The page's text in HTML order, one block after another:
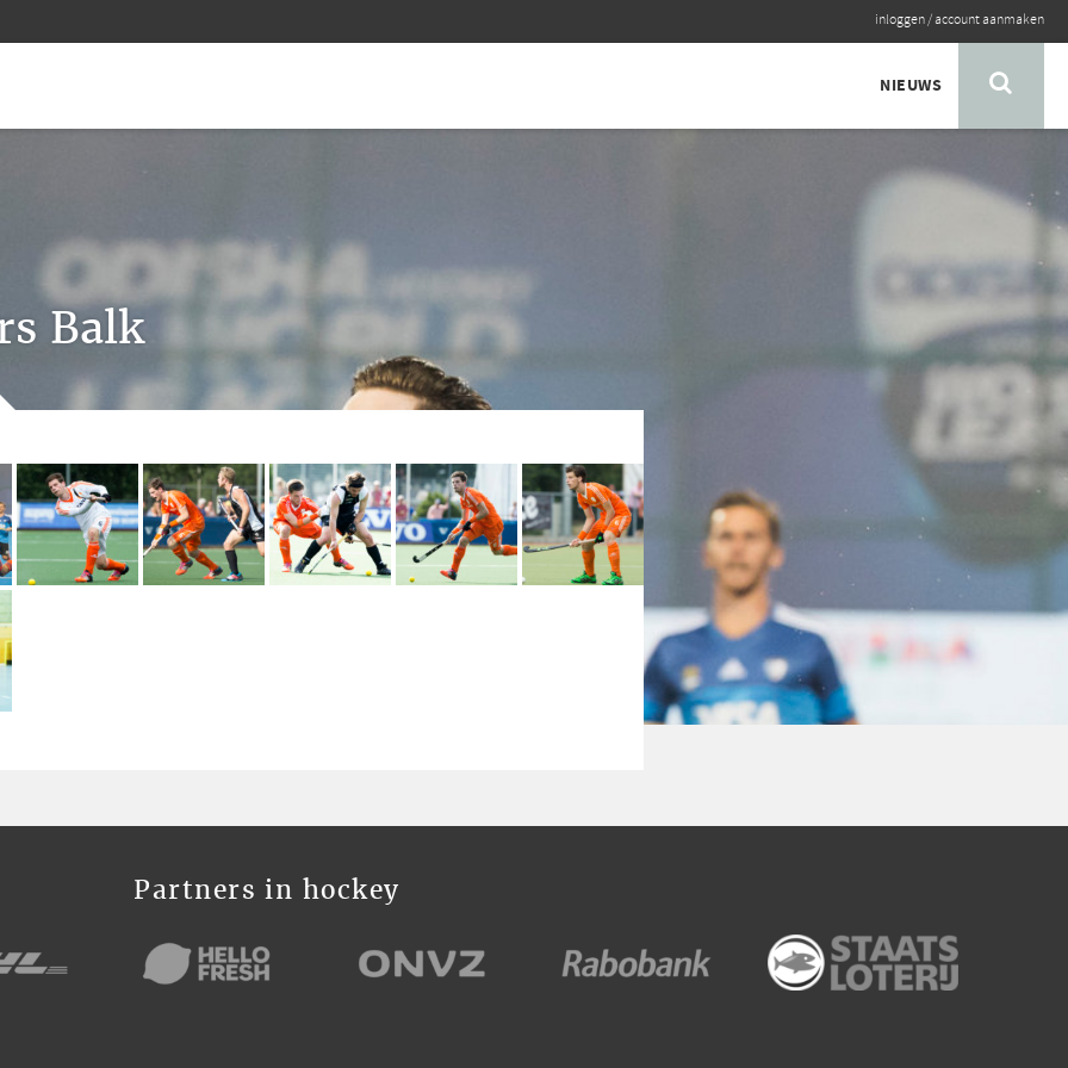
inloggen/account aanmaken
NIEUWS
Balk
Partners in hockey